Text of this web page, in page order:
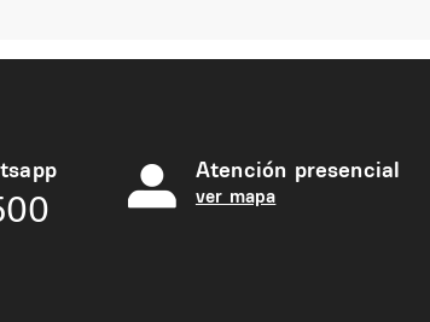
Atención presencial
ver mapa